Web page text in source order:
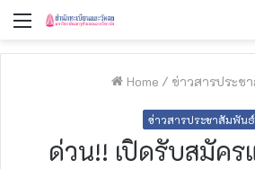
Menu
Home / ข่าวสารประช
ข่าวสารประชาสัมพันธ์
ด่วน!! เปิดรับสมัคร